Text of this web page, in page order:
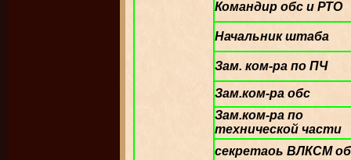
Командир обс и РТО
Начальник штаба
Зам. ком-ра по ПЧ
Зам.ком-ра обс
Зам.ком-ра по
технической части
секретаоь ВЛКСМ